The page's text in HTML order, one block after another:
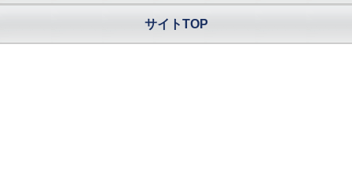
サイトTOP